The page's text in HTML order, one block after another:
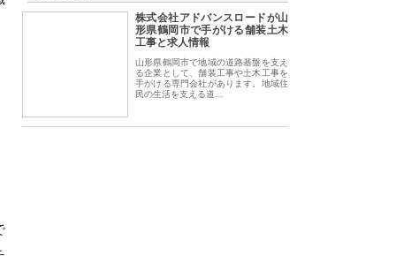
株式会社アドバンスロードが山
形県鶴岡市で手がける舗装土木
工事と求人情報
山形県鶴岡市で地域の道路基盤を支え
る企業として、舗装工事や土木工事を
手がける専門会社があります。地域住
民の生活を支える道…